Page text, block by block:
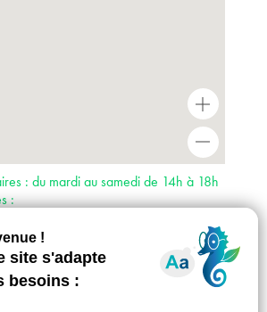
+
: du mardi au samedi de 14h à 18h
:
385
: autoroute A6 direction Orly puis
Évry par la N7